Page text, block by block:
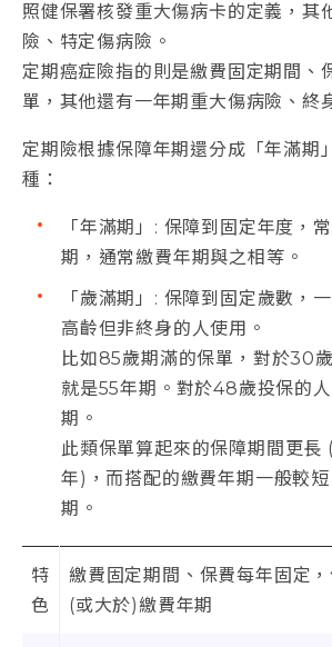
照健保署核發重大傷病卡的定義，其
險、特定傷病險。
定期癌症險指的則是繳費固定期間、
單，其他還有一年期重大傷病險、終
定期險根據保障年期還分成「年滿期
種：
「年滿期」: 保障到固定年度，
期，通常繳費年期與之相等。
「歲滿期」: 保障到固定歲數，
高齡但非終身的人使用。
比如85歲期滿的保單，對於30
就是55年期。對於48歲投保的
期。
此類保單算起來的保障期間更長
年)，而搭配的繳費年期一般較
期。
特
色
繳費固定期間、保費每年固定
(或大於)繳費年期